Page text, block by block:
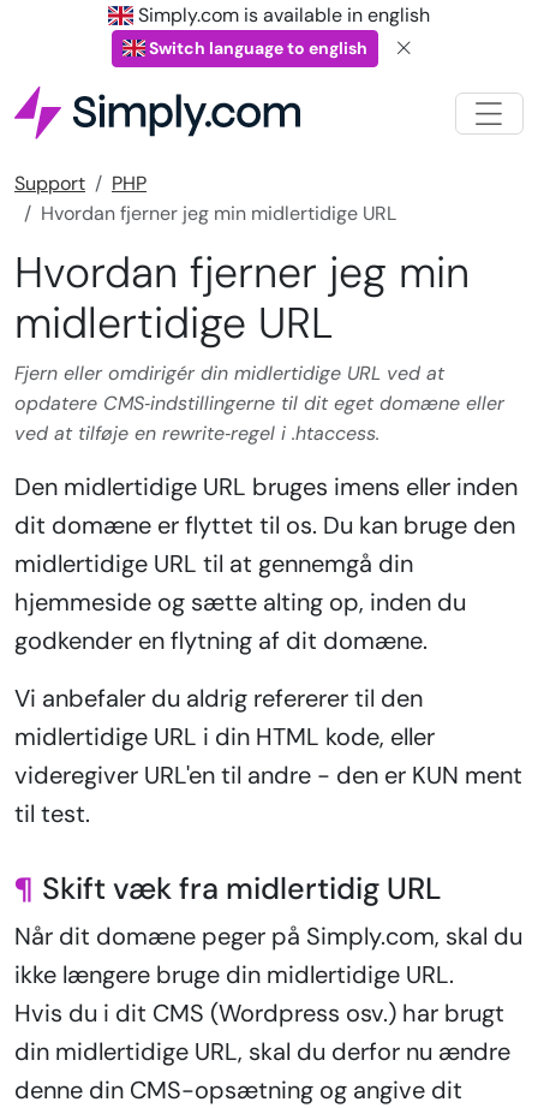
Simply.com is available in english
Switch language to english
Support
PHP
Hvordan fjerner jeg min midlertidige URL
Hvordan fjerner jeg min
midlertidige URL
Fjern eller omdirigér din midlertidige URL ved at
opdatere CMS‑indstillingerne til dit eget domæne eller
ved at tilføje en rewrite‑regel i .htaccess.
Den midlertidige URL bruges imens eller inden
dit domæne er flyttet til os. Du kan bruge den
midlertidige URL til at gennemgå din
hjemmeside og sætte alting op, inden du
godkender en flytning af dit domæne.
Vi anbefaler du aldrig refererer til den
midlertidige URL i din HTML kode, eller
videregiver URL'en til andre - den er KUN ment
til test.
¶ Skift væk fra midlertidig URL
Når dit domæne peger på Simply.com, skal du
ikke længere bruge din midlertidige URL.
Hvis du i dit CMS (Wordpress osv.) har brugt
din midlertidige URL, skal du derfor nu ændre
denne din CMS-opsætning og angive dit